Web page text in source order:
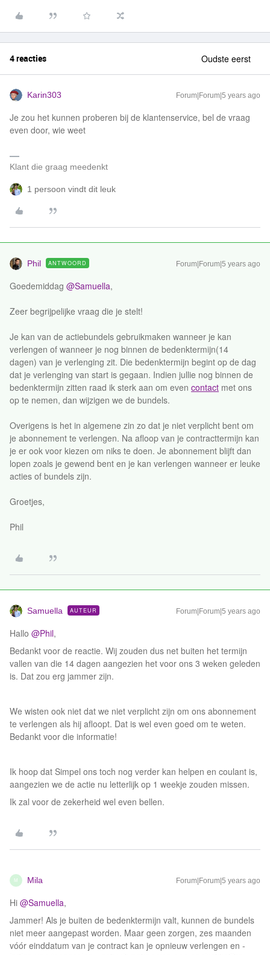
4 reacties Oudste eerst
Karin303 Forum|Forum|5 years ago
Je zou het kunnen proberen bij de klantenservice, bel de vraag
even door, wie weet
Klant die graag meedenkt
1 persoon vindt dit leuk
Phil ANTWOORD Forum|Forum|5 years ago
Goedemiddag @Samuella,
Zeer begrijpelijke vraag die je stelt!
Je kan van de actiebundels gebruikmaken wanneer je kan
verlengen of wanneer je nog binnen de bedenktermijn(14
dagen) van je verlenging zit. Die bedenktermijn begint op de dag
dat je verlenging van start is gegaan. Indien jullie nog binnen de
bedenktermijn zitten raad ik sterk aan om even contact met ons
op te nemen, dan wijzigen we de bundels.
Overigens is het in algemene zin zo dat je niet verplicht bent om
je abonnement te verlengen. Na afloop van je contracttermijn kan
je er ook voor kiezen om niks te doen. Je abonnement blijft dan
lopen zoals je gewend bent en je kan verlengen wanneer er leuke
acties of bundels zijn.
Groetjes,
Phil
Samuella AUTEUR Forum|Forum|5 years ago
Hallo @Phil,
Bedankt voor de reactie. Wij zouden dus net buiten het termijn
vallen van die 14 dagen aangezien het voor ons 3 weken geleden
is. Dat zou erg jammer zijn.
We wisten ook niet dat we niet verplicht zijn om ons abonnement
te verlengen als hij afloopt. Dat is wel even goed om te weten.
Bedankt voor die informatie!
Ik hoop dat Simpel ons toch nog verder kan helpen en coulant is,
aangezien we de actie nu letterlijk op 1 weekje zouden missen.
Ik zal voor de zekerheid wel even bellen.
M Mila Forum|Forum|5 years ago
Hi @Samuella,
Jammer! Als je buiten de bedenktermijn valt, kunnen de bundels
niet meer aangepast worden. Maar geen zorgen, zes maanden
vóór einddatum van je contract kan je opnieuw verlengen en -